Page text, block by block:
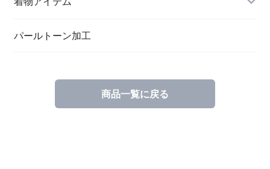
一筆箋
ハンドメイドキット
パールトーン加工
商品一覧に戻る